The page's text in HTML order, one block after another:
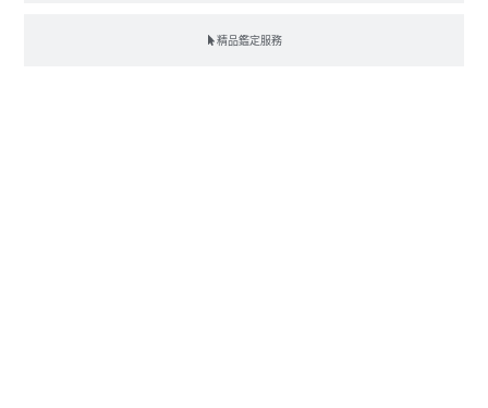
精品鑑定服務